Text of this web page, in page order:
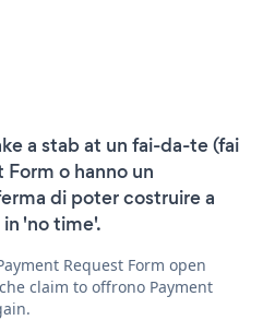
a stab at un fai-da-te (fai
o hanno un
di poter costruire a
'no time'.
Request Form open
claim to offrono Payment